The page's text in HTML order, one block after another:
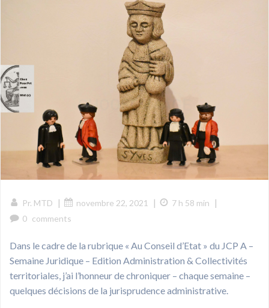
Pr. MTD | novembre 22, 2021 | 7 h 58 min |
0 comments
Dans le cadre de la rubrique « Au Conseil d’Etat » du JCP A –
Semaine Juridique – Edition Administration & Collectivités
territoriales, j’ai l’honneur de chroniquer – chaque semaine –
quelques décisions de la jurisprudence administrative.